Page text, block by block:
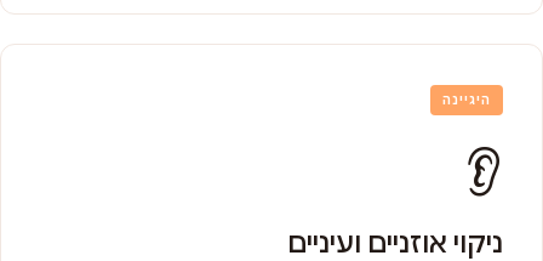
היגיינה
👂
ניקוי אוזניים ועיניים